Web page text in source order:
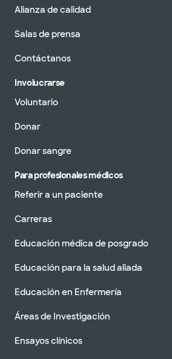
Alianza de calidad
Salas de prensa
Contáctanos
Involucrarse
Voluntario
Donar
Donar sangre
Para profesionales médicos
Referir a un paciente
Carreras
Educación médica de posgrado
Educación para la salud aliada
Educación en Enfermería
Áreas de Investigación
Ensayos clínicos